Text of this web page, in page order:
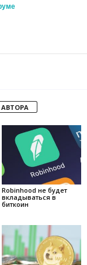
Robinhood не будет
вкладываться в
биткоин